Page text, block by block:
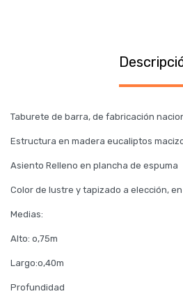
Taburete de barra, de fabricación
Estructura en madera eucaliptos
Asiento Relleno en plancha de espuma
Color de lustre y tapizado a elección,
Medias:
Alto: o,75m
Largo:o,40m
Profundidad